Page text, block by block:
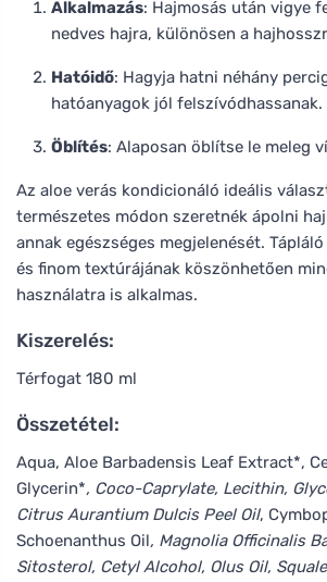
Alkalmazás: Hajmosás után vigye
nedves hajra, különösen a
Hatóidő: Hagyja hatni néhány
hatóanyagok jól felszívódhassanak.
Öblítés: Alaposan öblítse le meleg
Az aloe verás kondicionáló ideális
természetes módon szeretnék ápolni
annak egészséges megjelenését.
és finom textúrájának köszönhetően
használatra is alkalmas.
Kiszerelés:
Térfogat 180 ml
Összetétel:
Aqua, Aloe Barbadensis Leaf Extract*,
Glycerin*, Coco-Caprylate, Lecithin,
Citrus Aurantium Dulcis Peel Oil,
Schoenanthus Oil, Magnolia Officinalis
Sitosterol, Cetyl Alcohol, Olus Oil,